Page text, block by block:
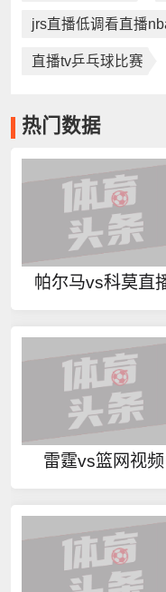
jrs直播低调看直播
直播tv乒乓球比赛
热门数据
帕尔马vs科莫直
雷霆vs篮网视频